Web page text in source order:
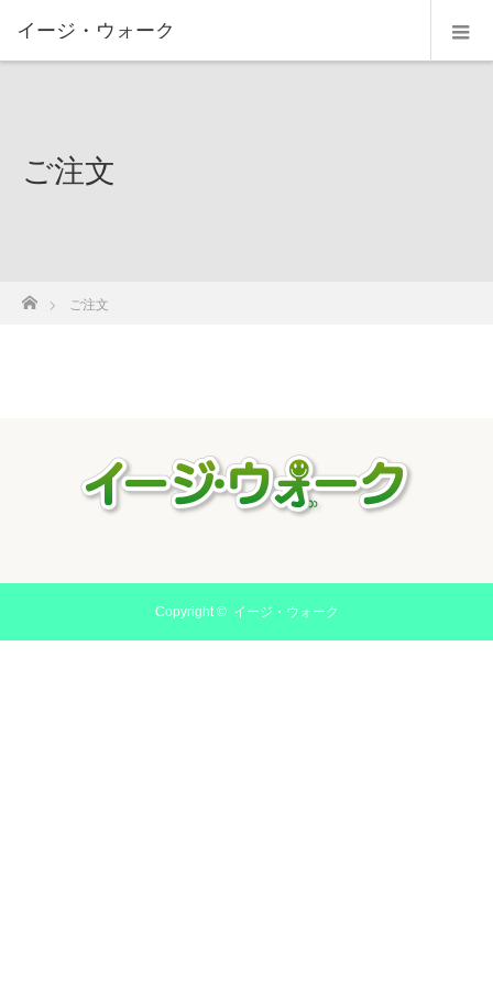
イージ・ウォーク
ご注文
ご注文
Copyright © イージ・ウォーク